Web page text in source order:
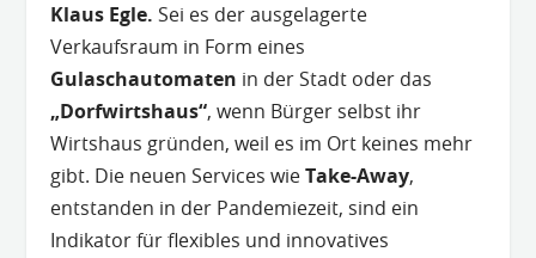
Klaus Egle.Sei es der ausgelagerte
Verkaufsraum in Form eines
Gulaschautomaten in der Stadt oder das
„Dorfwirtshaus“, wenn Bürger selbst ihr
Wirtshaus gründen, weil es im Ort keines mehr
gibt. Die neuen Services wieTake-Away,
entstanden in der Pandemiezeit, sind ein
Indikator für flexibles und innovatives